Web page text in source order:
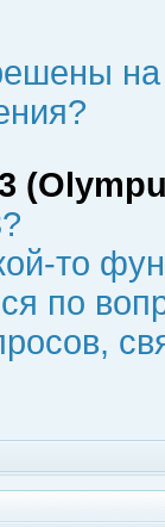
то
по